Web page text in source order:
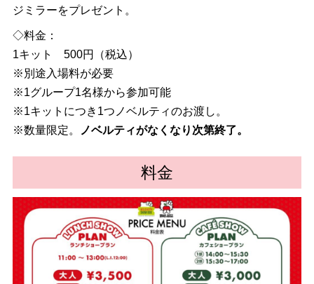
ジミラーをプレゼント。
◇料金：
1キット 500円（税込）
※別途入場料が必要
※1グループ1名様から参加可能
※1キットにつき1つノベルティのお渡し。
※数量限定。
ノベルティがなくなり次第終了。
料金